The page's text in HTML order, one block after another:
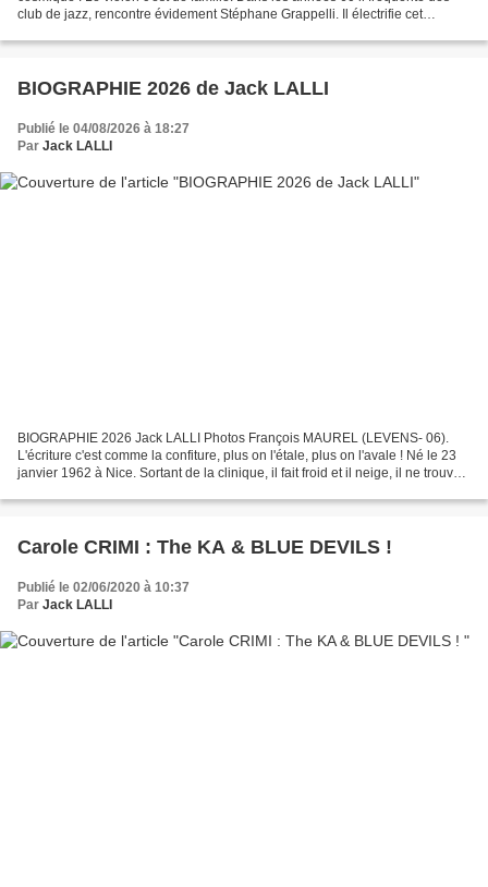
club de jazz, rencontre évidement Stéphane Grappelli. Il électrifie cet
BIOGRAPHIE 2026 de Jack LALLI
Publié le 04/08/2026 à 18:27
Par Jack LALLI
BIOGRAPHIE 2026 Jack LALLI Photos François MAUREL (LEVENS- 06).
L'écriture c'est comme la confiture, plus on l'étale, plus on l'avale ! Né le 23
janvier 1962 à Nice. Sortant de la clinique, il fait froid et il neige, il ne trouve
Carole CRIMI : The KA & BLUE DEVILS !
Publié le 02/06/2020 à 10:37
Par Jack LALLI